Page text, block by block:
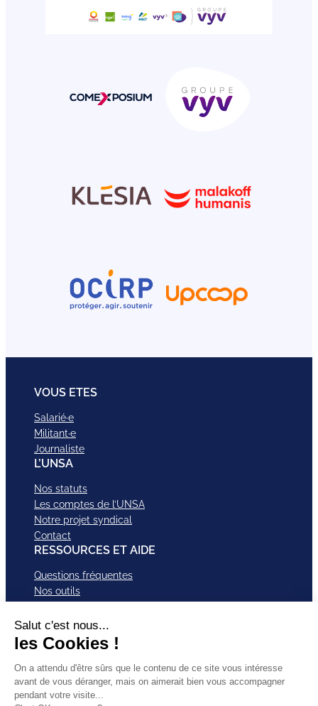
VOUS ETES
Salarié·e
Militant·e
Journaliste
L’UNSA
Nos statuts
Les comptes de l’UNSA
Notre projet syndical
Contact
RESSOURCES ET AIDE
Questions fréquentes
Nos outils
Nos structures et services
Je VEUX Adhérer
ABonnez-vous à nos newsletter